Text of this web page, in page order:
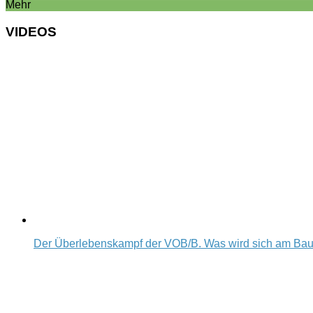
Mehr
VIDEOS
Der Überlebenskampf der VOB/B. Was wird sich am